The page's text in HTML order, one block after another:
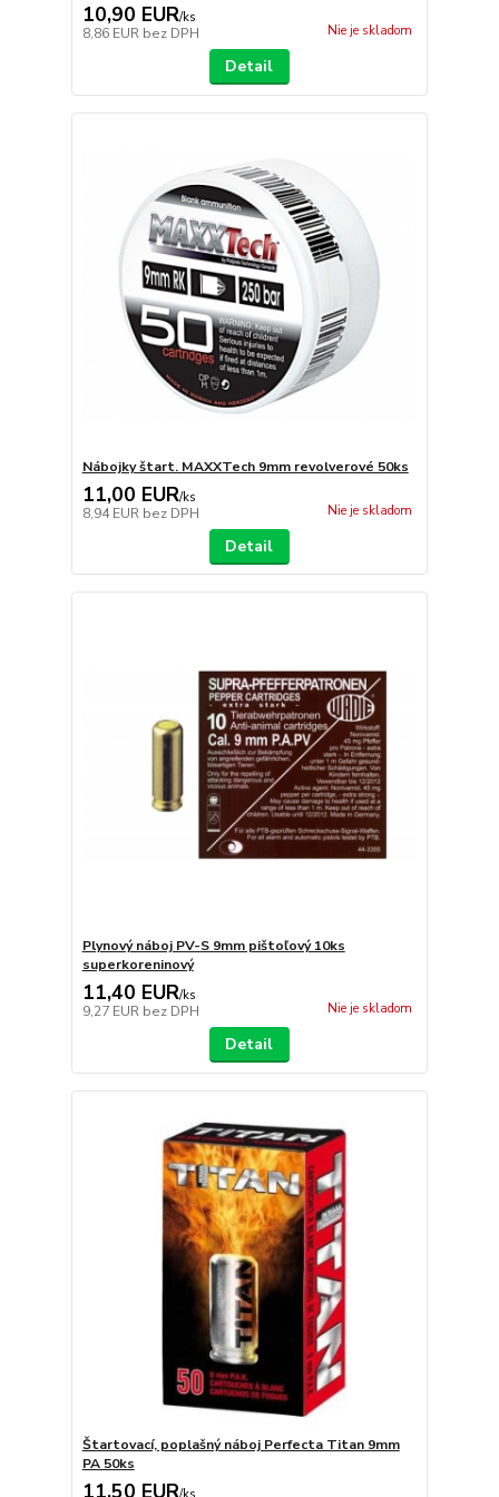
10,90 EUR/ks
8,86 EUR bez DPH Nie je skladom
Detail
Nábojky štart. MAXXTech 9mm revolverové 50ks
11,00 EUR/ks
8,94 EUR bez DPH Nie je skladom
Detail
Plynový náboj PV-S 9mm pištoľový 10ks
superkoreninový
11,40 EUR/ks
9,27 EUR bez DPH Nie je skladom
Detail
Štartovací, poplašný náboj Perfecta Titan 9mm
PA 50ks
11,50 EUR